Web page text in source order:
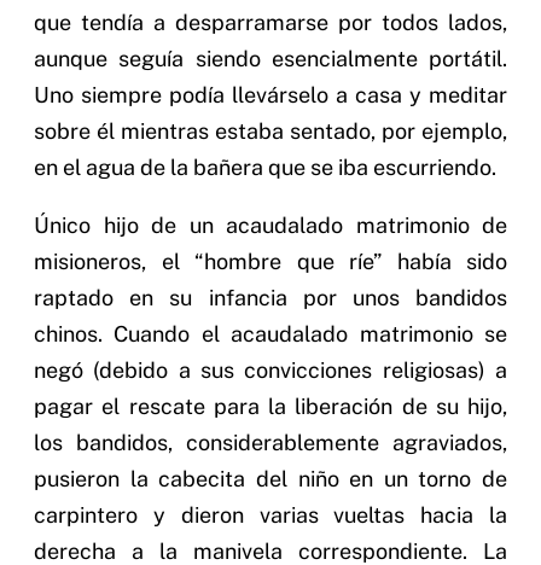
que tendía a desparramarse por todos lados,
aunque seguía siendo esencialmente portátil.
Uno siempre podía llevárselo a casa y meditar
sobre él mientras estaba sentado, por ejemplo,
en el agua de la bañera que se iba escurriendo.
Único hijo de un acaudalado matrimonio de
misioneros, el “hombre que ríe” había sido
raptado en su infancia por unos bandidos
chinos. Cuando el acaudalado matrimonio se
negó (debido a sus convicciones religiosas) a
pagar el rescate para la liberación de su hijo,
los bandidos, considerablemente agraviados,
pusieron la cabecita del niño en un torno de
carpintero y dieron varias vueltas hacia la
derecha a la manivela correspondiente. La